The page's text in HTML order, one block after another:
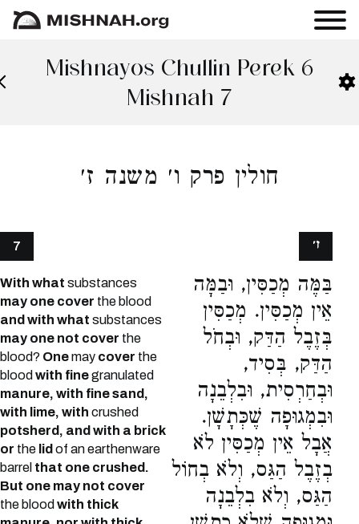
Mishnayos Chullin Perek 6
Mishnah 7
חולין פרק ו׳ משנה ז׳
7
With what substances
may one cover the blood
and with what substances
may one not cover the
blood? Onemay cover the
blood with finegranulated
manure, with fine sand,
with lime, with crushed
potsherd, and with a brick
or the lid of an earthenware
barrel that one crushed.
But one may not cover
the blood with thick
בַּמֶּה מְכַסִּין, וּבַמָּה
אֵין מְכַסִּין. מְכַסִּין
בְּזֶבֶל הַדַּק, וּבְחֹל
הַדַּק, בְּסִיד,
וּבְחַרְסִית, וּבִלְבֵנָה
וּבִמְגוּפָה שֶׁכְּתָשָׁן.
אֲבָל אֵין מְכַסִּין לֹא
בְזֶבֶל הַגַּס, וְלֹא בְחוֹל
הַגַּס, וְלֹא בִלְבֵנָה
ז׳